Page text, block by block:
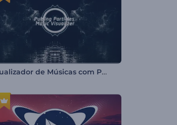
Visualizador de Músicas com Partículas